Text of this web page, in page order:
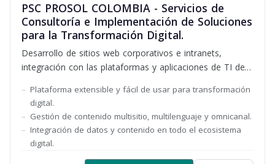
PSC PROSOL COLOMBIA - Servicios de
Consultoría e Implementación de Soluciones
para la Transformación Digital.
Desarrollo de sitios web corporativos e intranets,
integración con las plataformas y aplicaciones de TI de
de contenido, personalización y comercio conectado
Plataforma extensible y fácil de usar para transformación
digital.
Gestión de contenido multisitio, multilenguaje y omnicanal.
Integración de datos y contenido en todo el ecosistema
digital.